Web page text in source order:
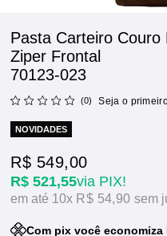
Pasta Carteiro Couro
Ziper Frontal
70123-023
(0) Seja o
NOVIDADES
R$ 521,55via PIX!
R$ 549,00
10x R$ 54,90sem
Com pix você economiza